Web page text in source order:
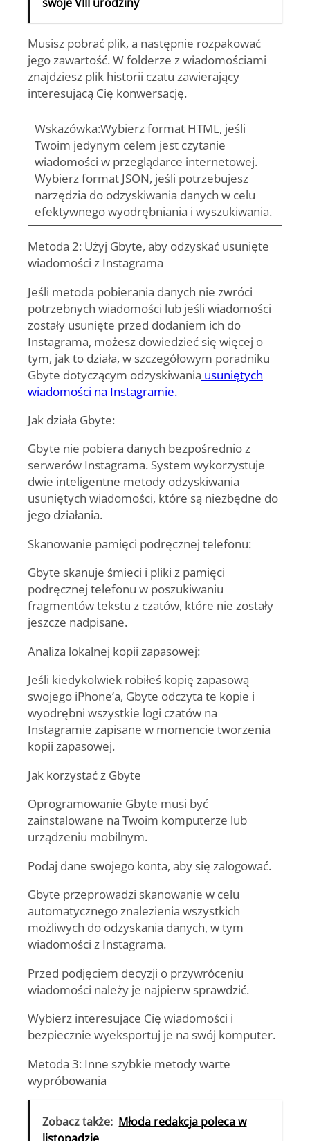
Musisz pobrać plik, a następnie rozpakować
jego zawartość. W folderze z wiadomościami
znajdziesz plik historii czatu zawierający
interesującą Cię konwersację.
Wskazówka:Wybierz format HTML, jeśli
Twoim jedynym celem jest czytanie
wiadomości w przeglądarce internetowej.
Wybierz format JSON, jeśli potrzebujesz
narzędzia do odzyskiwania danych w celu
efektywnego wyodrębniania i wyszukiwania.
Metoda 2: Użyj Gbyte, aby odzyskać usunięte
wiadomości z Instagrama
Jeśli metoda pobierania danych nie zwróci
potrzebnych wiadomości lub jeśli wiadomości
zostały usunięte przed dodaniem ich do
Instagrama, możesz dowiedzieć się więcej o
tym, jak to działa, w szczegółowym poradniku
Gbyte dotyczącym odzyskiwania usuniętych
wiadomości na Instagramie.
Jak działa Gbyte:
Gbyte nie pobiera danych bezpośrednio z
serwerów Instagrama. System wykorzystuje
dwie inteligentne metody odzyskiwania
usuniętych wiadomości, które są niezbędne do
jego działania.
Skanowanie pamięci podręcznej telefonu:
Gbyte skanuje śmieci i pliki z pamięci
podręcznej telefonu w poszukiwaniu
fragmentów tekstu z czatów, które nie zostały
jeszcze nadpisane.
Analiza lokalnej kopii zapasowej:
Jeśli kiedykolwiek robiłeś kopię zapasową
swojego iPhone’a, Gbyte odczyta te kopie i
wyodrębni wszystkie logi czatów na
Instagramie zapisane w momencie tworzenia
kopii zapasowej.
Jak korzystać z Gbyte
Oprogramowanie Gbyte musi być
zainstalowane na Twoim komputerze lub
urządzeniu mobilnym.
Podaj dane swojego konta, aby się zalogować.
Gbyte przeprowadzi skanowanie w celu
automatycznego znalezienia wszystkich
możliwych do odzyskania danych, w tym
wiadomości z Instagrama.
Przed podjęciem decyzji o przywróceniu
wiadomości należy je najpierw sprawdzić.
Wybierz interesujące Cię wiadomości i
bezpiecznie wyeksportuj je na swój komputer.
Metoda 3: Inne szybkie metody warte
wypróbowania
Zobacz także: Młoda redakcja poleca w